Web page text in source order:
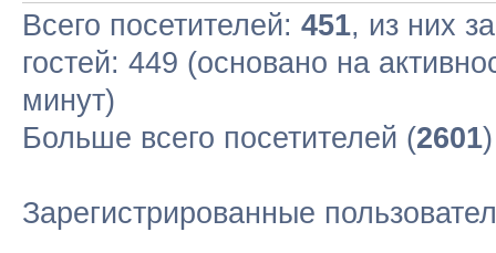
Всего посетителей: 451, из них
гостей: 449 (основано на
минут)
Больше всего посетителей (2601
Зарегистрированные